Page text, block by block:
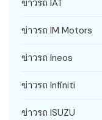
ข่าวรถ IAT
ข่าวรถ IM Motors
ข่าวรถ Ineos
ข่าวรถ Infiniti
ข่าวรถ ISUZU